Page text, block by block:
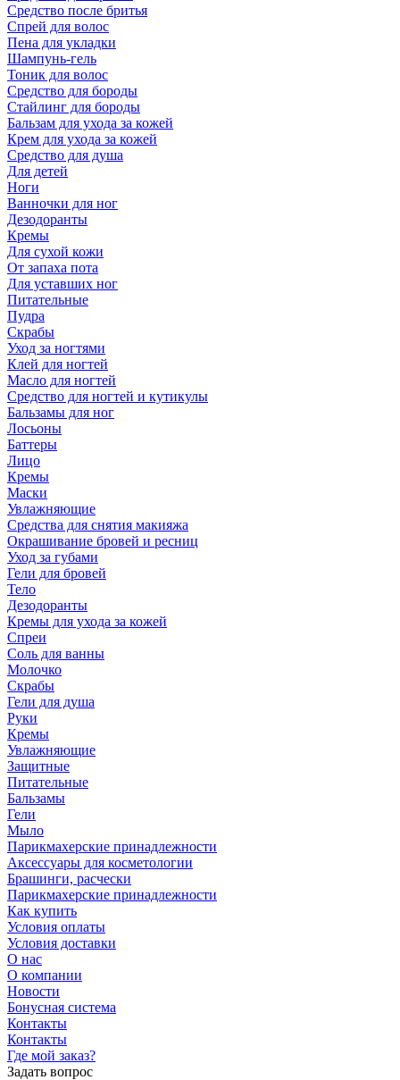
Средство после бритья
Спрей для волос
Пена для укладки
Шампунь-гель
Тоник для волос
Средство для бороды
Стайлинг для бороды
Бальзам для ухода за кожей
Крем для ухода за кожей
Средство для душа
Для детей
Ноги
Ванночки для ног
Дезодоранты
Кремы
Для сухой кожи
От запаха пота
Для уставших ног
Питательные
Пудра
Скрабы
Уход за ногтями
Клей для ногтей
Масло для ногтей
Средство для ногтей и кутикулы
Бальзамы для ног
Лосьоны
Баттеры
Лицо
Кремы
Маски
Увлажняющие
Средства для снятия макияжа
Окрашивание бровей и ресниц
Уход за губами
Гели для бровей
Тело
Дезодоранты
Кремы для ухода за кожей
Спреи
Соль для ванны
Молочко
Скрабы
Гели для душа
Руки
Кремы
Увлажняющие
Защитные
Питательные
Бальзамы
Гели
Мыло
Парикмахерские принадлежности
Аксессуары для косметологии
Брашинги, расчески
Парикмахерские принадлежности
Как купить
Условия оплаты
Условия доставки
О нас
О компании
Новости
Бонусная система
Контакты
Контакты
Где мой заказ?
Задать вопрос